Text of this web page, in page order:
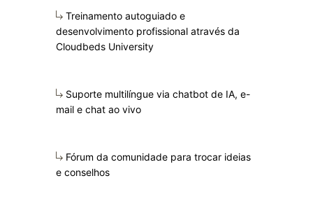
Treinamento autoguiado e
desenvolvimento profissional através da
Cloudbeds University
Suporte multilíngue via chatbot de IA, e-
mail e chat ao vivo
Fórum da comunidade para trocar ideias
e conselhos